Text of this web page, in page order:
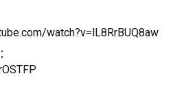
watch?v=lL8RrBUQ8aw